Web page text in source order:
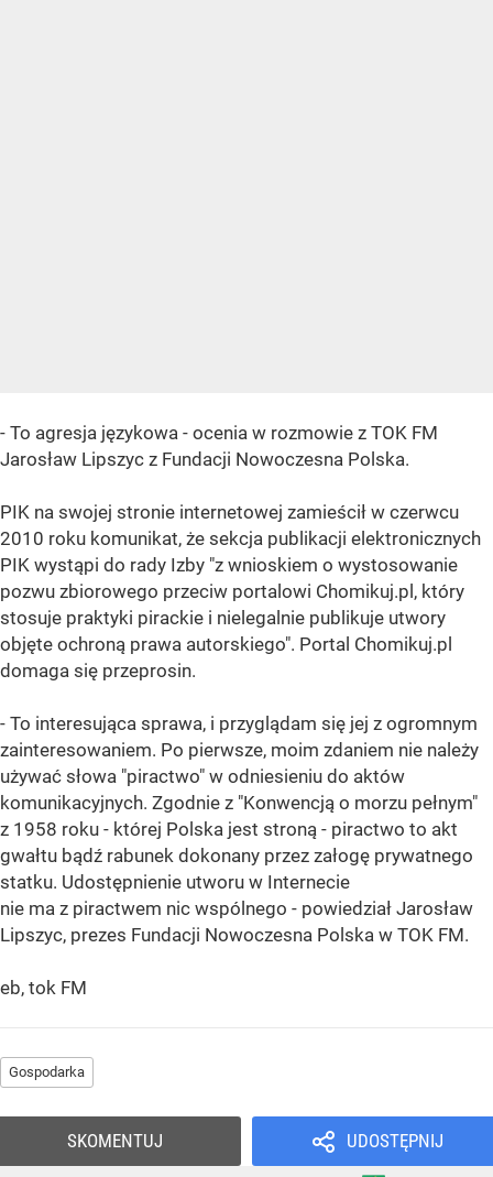
- To agresja językowa - ocenia w rozmowie z TOK FM
Jarosław Lipszyc z Fundacji Nowoczesna Polska.
PIK na swojej stronie internetowej zamieścił w czerwcu
2010 roku komunikat, że sekcja publikacji elektronicznych
PIK wystąpi do rady Izby "z wnioskiem o wystosowanie
pozwu zbiorowego przeciw portalowi Chomikuj.pl, który
stosuje praktyki pirackie i nielegalnie publikuje utwory
objęte ochroną prawa autorskiego". Portal Chomikuj.pl
domaga się przeprosin.
- To interesująca sprawa, i przyglądam się jej z ogromnym
zainteresowaniem. Po pierwsze, moim zdaniem nie należy
używać słowa "piractwo" w odniesieniu do aktów
komunikacyjnych. Zgodnie z "Konwencją o morzu pełnym"
z 1958 roku - której Polska jest stroną - piractwo to akt
gwałtu bądź rabunek dokonany przez załogę prywatnego
statku. Udostępnienie utworu w Internecie
nie ma z piractwem nic wspólnego - powiedział Jarosław
Lipszyc, prezes Fundacji Nowoczesna Polska w TOK FM.
eb, tok FM
Gospodarka
UDOSTĘPNIJ
SKOMENTUJ